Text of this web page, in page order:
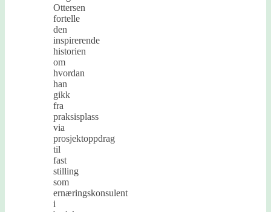
Ottersen
fortelle
den
inspirerende
historien
om
hvordan
han
gikk
fra
praksisplass
via
prosjektoppdrag
til
fast
stilling
som
ernæringskonsulent
i